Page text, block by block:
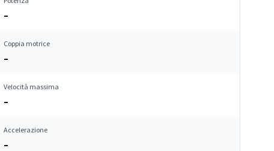
–
Coppia motrice
–
Velocità massima
–
Accelerazione
–